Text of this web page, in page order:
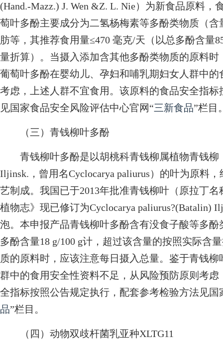
(Hand.-Mazz.) J. Wen &Z. L. Nie）为新食品原料
萄叶多酚主要成分为二氢杨梅素等多酚类物质（
肪等，其推荐食用量≤470 毫克/天（以总多酚含量
量折算）。当摄入添加含其他多酚类物质的原料
葡萄叶多酚在婴幼儿、孕妇和哺乳期妇女人群中
考虑，上述人群不宜食用。该原料的食品安全指
见国家食品安全风险评估中心官网“三新食品”栏目
（三）青钱柳叶多酚
青钱柳叶多酚是以胡桃科青钱柳属植物青钱柳
Iljinsk.，曾用名Cyclocarya paliurus）的叶为原料
艺制成。我国已于2013年批准青钱柳叶（原拉丁名
植物志》现已修订为Cyclocarya paliurus?(Batalin)
泡。本申报产品青钱柳叶多酚含有没食子酸等多
多酚含量18 g/100 g计，超过该含量的按照实际含
质的原料时，应该注意每日摄入总量。鉴于青钱
群中的食用安全性资料不足，从风险预防原则考
全指标按照公告规定执行，配套参考检验方法见
品”栏目。
（四）动物双歧杆菌乳亚种XLTG11